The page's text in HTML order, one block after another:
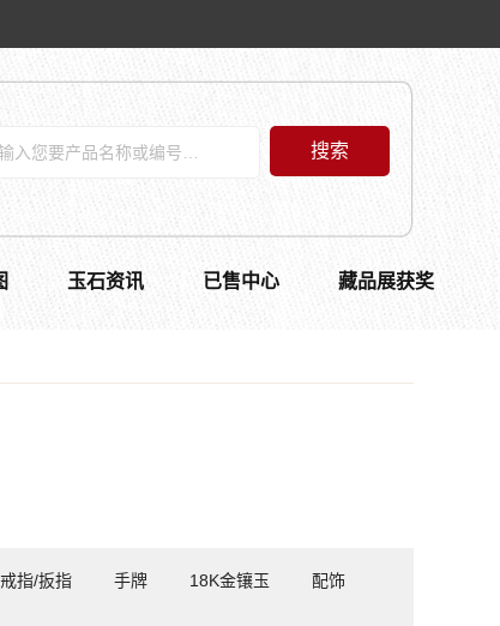
搜索
玉石资讯 已售中心 藏品展获奖
戒指/扳指 手牌 18K金镶玉 配饰